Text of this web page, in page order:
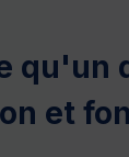
qu'un
et